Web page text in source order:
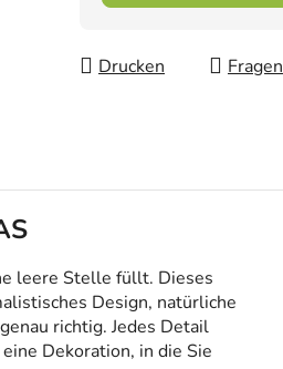
Drucken Fragen
leere Stelle füllt. Dieses
Design, natürliche
richtig. Jedes Detail
Dekoration, in die Sie